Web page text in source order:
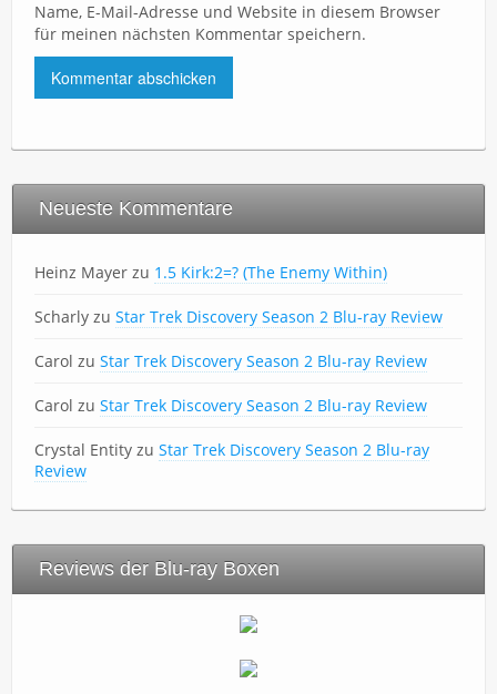
Name, E-Mail-Adresse und Website in diesem Browser
für meinen nächsten Kommentar speichern.
Neueste Kommentare
Heinz Mayer zu 1.5 Kirk:2=? (The Enemy Within)
Scharly zu Star Trek Discovery Season 2 Blu-ray Review
Carol zu Star Trek Discovery Season 2 Blu-ray Review
Carol zu Star Trek Discovery Season 2 Blu-ray Review
Crystal Entity zu Star Trek Discovery Season 2 Blu-ray
Review
Reviews der Blu-ray Boxen